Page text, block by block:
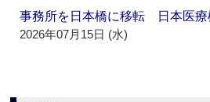
事務所を日本橋に移転 日本医療
2026年07月15日 (水)